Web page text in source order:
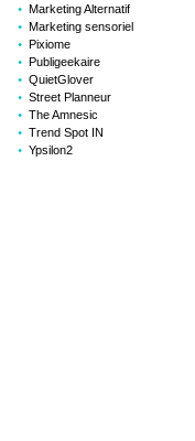
Marketing Alternatif
Marketing sensoriel
Pixiome
Publigeekaire
QuietGlover
Street Planneur
The Amnesic
Trend Spot IN
Ypsilon2